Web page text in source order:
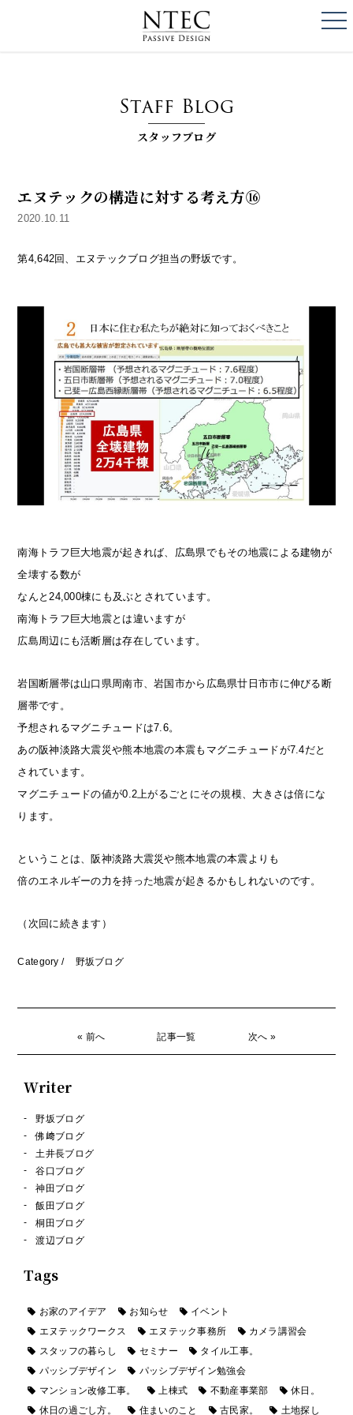
Staff Blog
スタッフブログ
エヌテックの構造に対する考え方⑯
2020.10.11
第4,642回、エヌテックブログ担当の野坂です。
南海トラフ巨大地震が起きれば、広島県でもその地震による建物が
全壊する数が
なんと24,000棟にも及ぶとされています。
南海トラフ巨大地震とは違いますが
広島周辺にも活断層は存在しています。
岩国断層帯は山口県周南市、岩国市から広島県廿日市市に伸びる断
層帯です。
予想されるマグニチュードは7.6。
あの阪神淡路大震災や熊本地震の本震もマグニチュードが7.4だと
されています。
マグニチュードの値が0.2上がるごとにその規模、大きさは倍にな
ります。
ということは、阪神淡路大震災や熊本地震の本震よりも
倍のエネルギーの力を持った地震が起きるかもしれないのです。
（次回に続きます）
Category / 野坂ブログ
« 前へ 記事一覧 次へ »
Writer
野坂ブログ
佛﨑ブログ
土井長ブログ
谷口ブログ
神田ブログ
飯田ブログ
桐田ブログ
渡辺ブログ
Tags
お家のアイデア お知らせ
イベント
エヌテックワークス
エヌテック事務所
カメラ講習会
スタッフの暮らし
セミナー
タイル工事。
パッシブデザイン
パッシブデザイン勉強会
マンション改修工事。
上棟式 不動産事業部
休日。
休日の過ごし方。
住まいのこと 古民家。 土地探し